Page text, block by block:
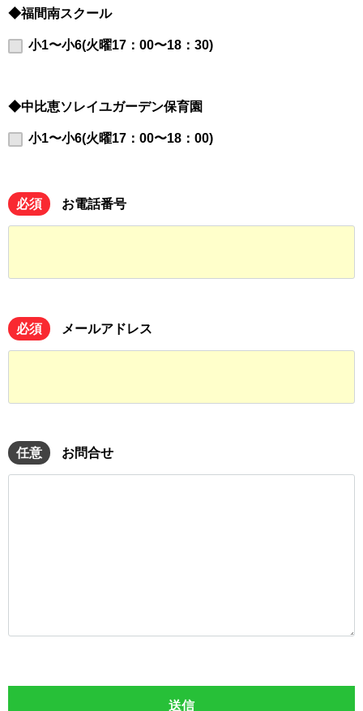
◆福間南スクール
小1〜小6(火曜17：00〜18：30)
◆中比恵ソレイユガーデン保育園
小1〜小6(火曜17：00〜18：00)
必須 お電話番号
必須 メールアドレス
任意 お問合せ